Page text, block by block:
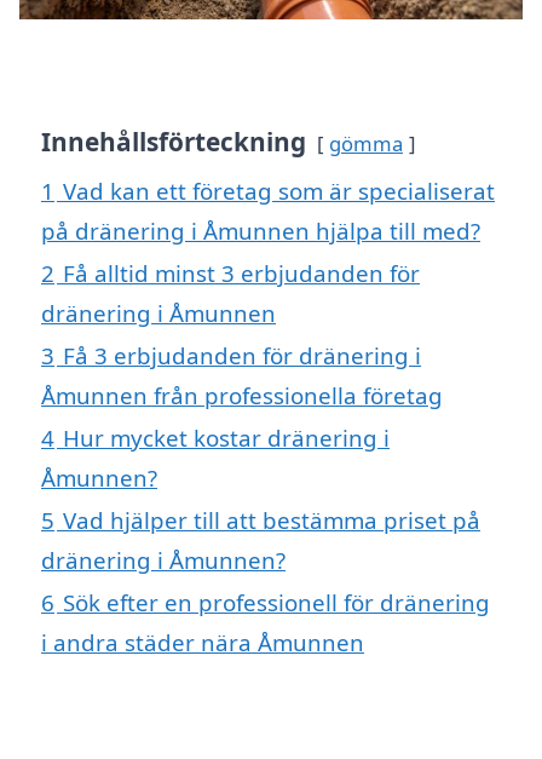
Innehållsförteckning gömma
1 Vad kan ett företag som är specialiserat
på dränering i Åmunnen hjälpa till med?
2 Få alltid minst 3 erbjudanden för
dränering i Åmunnen
3 Få 3 erbjudanden för dränering i
Åmunnen från professionella företag
4 Hur mycket kostar dränering i
Åmunnen?
5 Vad hjälper till att bestämma priset på
dränering i Åmunnen?
6 Sök efter en professionell för dränering
i andra städer nära Åmunnen